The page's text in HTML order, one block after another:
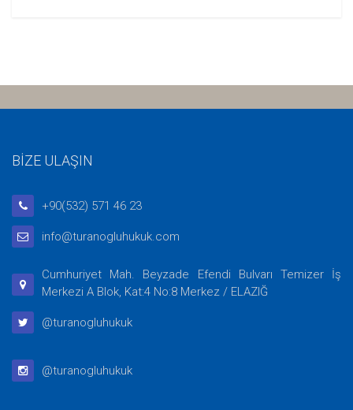
BİZE ULAŞIN
+90(532) 571 46 23
info@turanogluhukuk.com
Cumhuriyet Mah. Beyzade Efendi Bulvarı Temizer İş
Merkezi A Blok, Kat:4 No:8 Merkez / ELAZIĞ
@turanogluhukuk
@turanogluhukuk